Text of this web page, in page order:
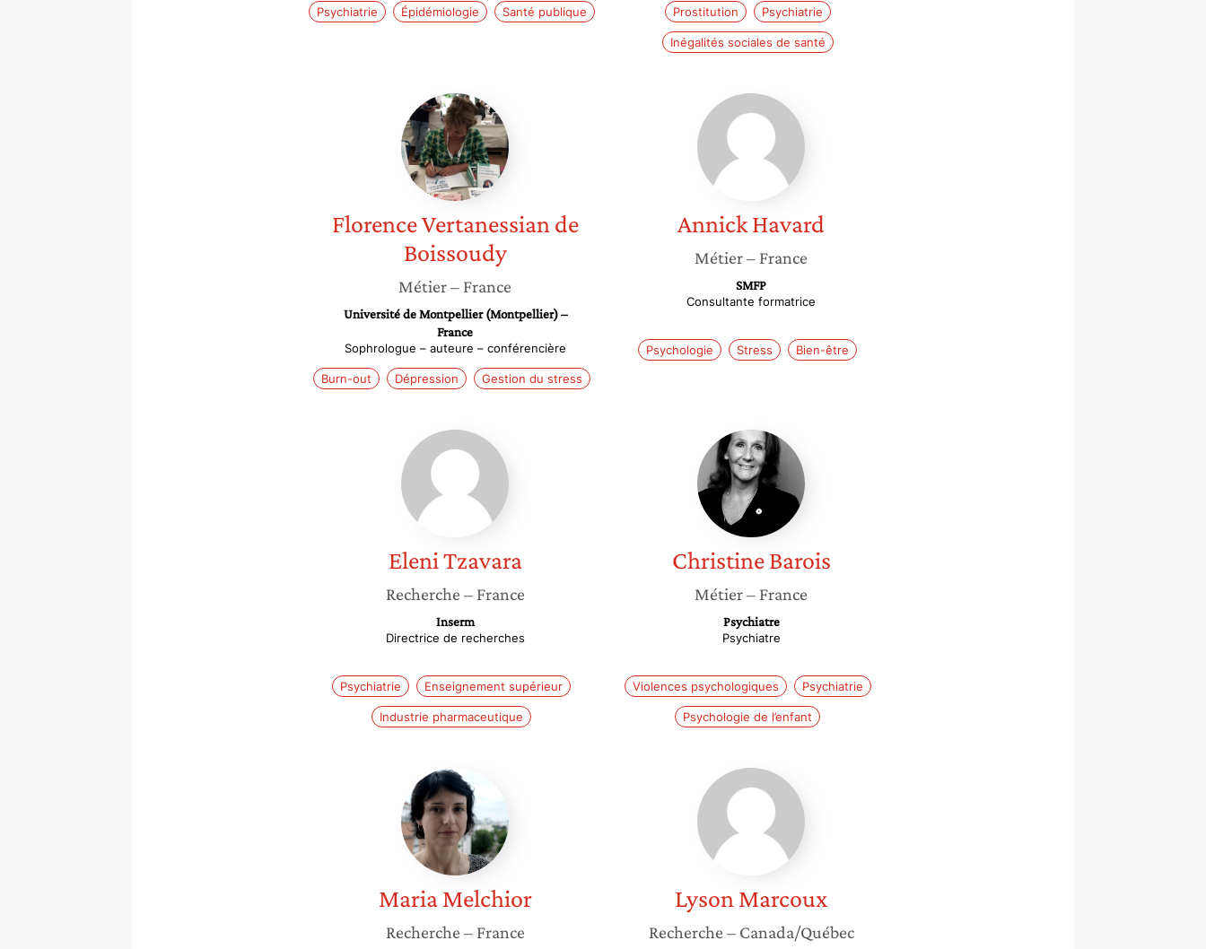
Psychiatrie Épidémiologie Santé publique Prostitution Psychiatrie
Inégalités sociales de santé
Florence
Vertanessian
de
Boissoudy
FlorenceVertanessian de
Boissoudy
Métier– France
Université de Montpellier (Montpellier) –
France
Sophrologue – auteure – conférencière
Burn-out Dépression Gestion du stress
Annick
Havard
AnnickHavard
Métier– France
SMFP
Consultante formatrice
Psychologie Stress Bien-être
Eleni
Tzavara
EleniTzavara
Recherche – France
Inserm
Directrice de recherches
Psychiatrie Enseignement supérieur
Industrie pharmaceutique
Christine
Barois
Christine Barois
Métier– France
Psychiatre
Psychiatre
Violences psychologiques Psychiatrie
Psychologie de l’enfant
Maria
Melchior
Maria Melchior
Recherche – France
Lyson
Marcoux
Lyson Marcoux
Recherche – Canada/Québec